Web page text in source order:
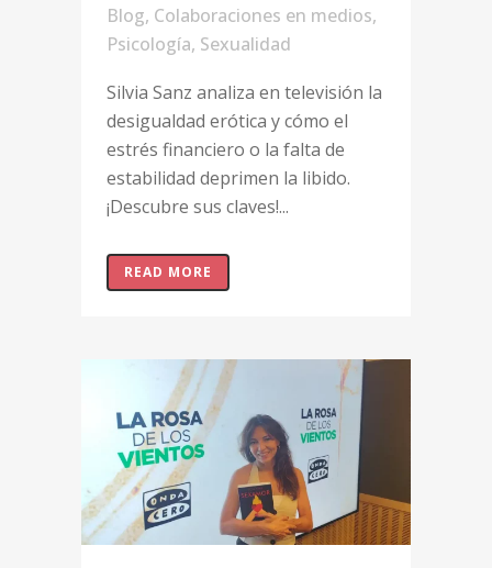
Blog, Colaboraciones en medios,
Psicología, Sexualidad
Silvia Sanz analiza en televisión la
desigualdad erótica y cómo el
estrés financiero o la falta de
estabilidad deprimen la libido.
¡Descubre sus claves!...
READ MORE